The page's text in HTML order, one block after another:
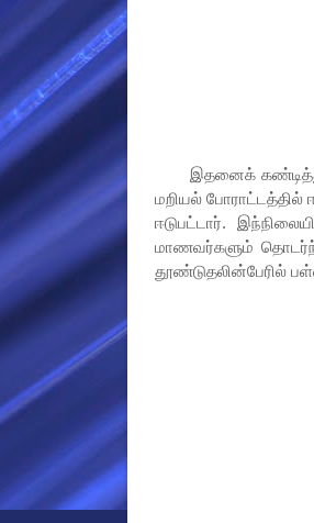
இதனைக்
மறியல் போராட்டத்தில்
ஈடுபட்டார்.
மாணவர்களும்
தூண்டுதலின்பேரில்